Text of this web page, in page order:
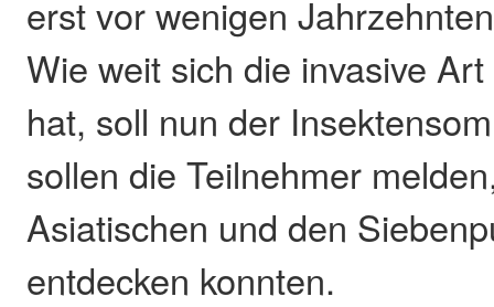
erst vor wenigen
Wie weit sich die invasive
hat, soll nun der
sollen die Teilnehmer
Asiatischen und den
entdecken konnten.